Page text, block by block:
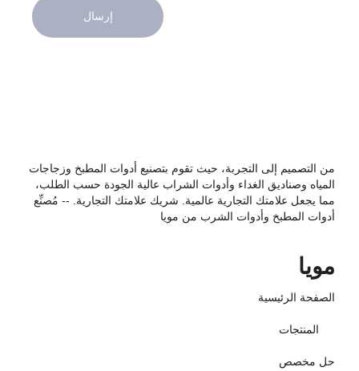
إرسال
من التصميم إلى التجربة، حيث تقوم بتصنيع أدوات المطبخ وزجاجات
المياه وصناديق الغداء وأدوات الشراب عالية الجودة حسب الطلب،
مما يجعل علامتك التجارية عالمية. شريك علامتك التجارية. -- مُصنِّع
أدوات المطبخ وأدوات الشرب من مويا
مويا
الصفحة الرئيسية
المنتجات
حل مخصص